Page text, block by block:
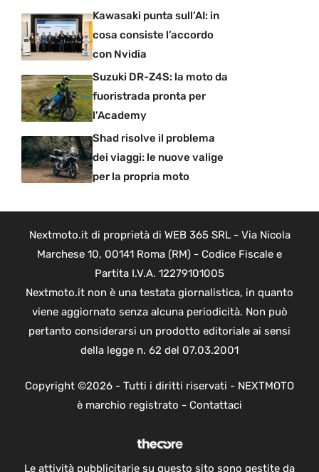
Kawasaki punta sull’AI: in
cosa consiste l’accordo
con Nvidia
Suzuki DR-Z4S: la moto da
fuoristrada pronta per
l’Academy
Shad risolve il problema
dei viaggi: le nuove valige
per la propria moto
Nextmoto.it di proprietà di WEB 365 SRL - Via Nicola
Marchese 10, 00141 Roma (RM) - Codice Fiscale e
Partita I.V.A. 12279101005
Nextmoto.it non è una testata giornalistica, in quanto
viene aggiornato senza alcuna periodicità. Non può
pertanto considerarsi un prodotto editoriale ai sensi
della legge n. 62 del 07.03.2001
Copyright ©2026 - Tutti i diritti riservati - NEXTMOTO
è marchio registrato - Contattaci
Le attività pubblicitarie su questo sito sono gestite da